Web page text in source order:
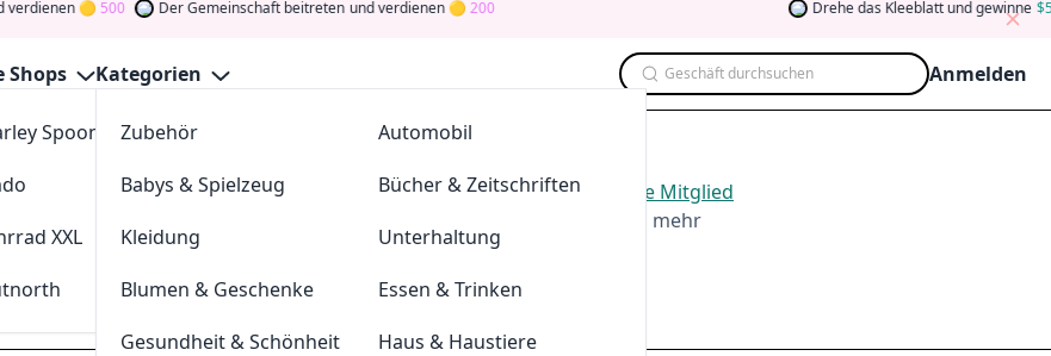
500 Der Gemeinschaft beitreten und verdienen 200 Drehe das Kleeblatt und gewinne 5
Shops
Spoon
sportdeal24
XXL
Parkettkaiser
Kategorien
Zubehör
Automobil
Babys & Spielzeug
Bücher & Zeitschriften
Kleidung
Unterhaltung
Blumen & Geschenke
Essen & Trinken
Gesundheit & Schönheit
Haus & Haustiere
Geschäft durchsuchen Anmelden
August 2026
für die bestenVitalabo -Angebote imAug. 2026.Werden Sie Mitglied
verdienen Sie Tokens, indem Sie durch Abstimmen, Testen, Teilen und mehr
den Glückskleeund gewinnen Sie Geld
vitalabo.de